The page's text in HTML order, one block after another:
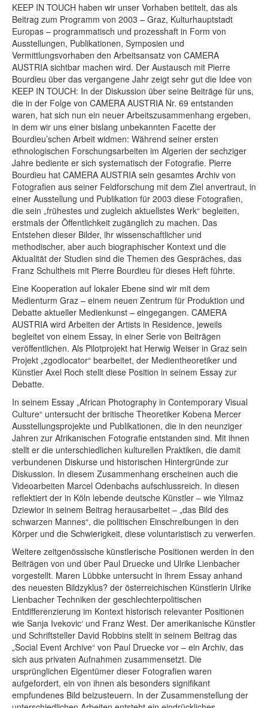
KEEP IN TOUCH haben wir unser Vorhaben betitelt, das als
Beitrag zum Programm von 2003 – Graz, Kulturhauptstadt
Europas – programmatisch und prozesshaft in Form von
Ausstellungen, Publikationen, Symposien und
Vermittlungsvorhaben den Arbeitsansatz von CAMERA
AUSTRIA sichtbar machen wird. Der Austausch mit Pierre
Bourdieu über das vergangene Jahr zeigt sehr gut die Idee von
KEEP IN TOUCH: In der Diskussion über seine Beiträge für uns,
die in der Folge von CAMERA AUSTRIA Nr. 69 entstanden
waren, hat sich nun ein neuer Arbeitszusammenhang ergeben,
in dem wir uns einer bislang unbekannten Facette der
Bourdieu’schen Arbeit widmen: Während seiner ersten
ethnologischen Forschungsarbeiten im Algerien der sechziger
Jahre bediente er sich systematisch der Fotografie. Pierre
Bourdieu hat CAMERA AUSTRIA sein gesamtes Archiv von
Fotografien aus seiner Feldforschung mit dem Ziel anvertraut, in
einer Ausstellung und Publikation für 2003 diese Fotografien,
die sein „frühestes und zugleich aktuellstes Werk“ begleiten,
erstmals der Öffentlichkeit zugänglich zu machen. Das
Entstehen dieser Bilder, ihr wissenschaftlicher und
methodischer, aber auch biographischer Kontext und die
Aktualität der Studien sind die Themen des Gespräches, das
Franz Schultheis mit Pierre Bourdieu für dieses Heft führte.
Eine Kooperation auf lokaler Ebene sind wir mit dem
Medienturm Graz – einem neuen Zentrum für Produktion und
Debatte aktueller Medienkunst – eingegangen. CAMERA
AUSTRIA wird Arbeiten der Artists in Residence, jeweils
begleitet von einem Essay, in einer Serie von Beiträgen
veröffentlichen. Als Pilotprojekt hat Herwig Weiser in Graz sein
Projekt „zgodlocator“ bearbeitet, der Medientheoretiker und
Künstler Axel Roch stellt diese Position in seinem Essay zur
Debatte.
In seinem Essay „African Photography in Contemporary Visual
Culture“ untersucht der britische Theoretiker Kobena Mercer
Ausstellungsprojekte und Publikationen, die in den neunziger
Jahren zur Afrikanischen Fotografie entstanden sind. Mit ihnen
stellt er die unterschiedlichen kulturellen Praktiken, die damit
verbundenen Diskurse und historischen Hintergründe zur
Diskussion. In diesem Zusammenhang erscheinen auch die
Videoarbeiten Marcel Odenbachs aufschlussreich. In diesen
reflektiert der in Köln lebende deutsche Künstler – wie Yilmaz
Dziewior in seinem Beitrag herausarbeitet – „das Bild des
schwarzen Mannes“, die politischen Einschreibungen in den
Körper und die Schwierigkeit, diese voluntaristisch zu verwerfen.
Weitere zeitgenössische künstlerische Positionen werden in den
Beiträgen von und über Paul Druecke und Ulrike Lienbacher
vorgestellt. Maren Lübbke untersucht in ihrem Essay anhand
des neuesten Bildzyklus? der österreichischen Künstlerin Ulrike
Lienbacher Techniken der geschlechterpolitischen
Entdifferenzierung im Kontext historisch relevanter Positionen
wie Sanja Ivekovic‘ und Franz West. Der amerikanische Künstler
und Schriftsteller David Robbins stellt in seinem Beitrag das
„Social Event Archive“ von Paul Druecke vor – ein Archiv, das
sich aus privaten Aufnahmen zusammensetzt. Die
ursprünglichen Eigentümer dieser Fotografien waren
aufgefordert, ein von ihnen als besonders signifikant
empfundenes Bild beizusteuern. In der Zusammenstellung der